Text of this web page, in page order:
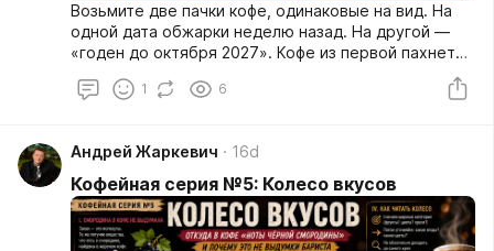
Возьмите две пачки кофе, одинаковые на вид. На
одной дата обжарки неделю назад. На другой —
«годен до октября 2027». Кофе из первой пахнет
характерным неприятным оттенком, даже если
1 6
Андрей Жаркевич 16d
Кофейная серия №5: Колесо вкусов